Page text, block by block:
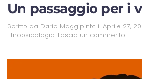
Un passaggio per i
Scritto da Dario Maggipinto il Aprile 27,
Etnopsicologia. Lascia un commento